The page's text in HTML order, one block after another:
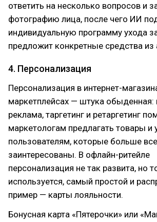
ответить на несколько вопросов и
фотографию лица, после чего ИИ
индивидуальную программу ухода
предложит конкретные средства из
4. Персонализация
Персонализация в интернет-
маркетплейсах — штука обыденная:
реклама, таргетинг и ретаргетинг
маркетологам предлагать товары и
пользователям, которые больше
заинтересованы. В офлайн-ритейле
персонализация не так развита, но
используется, самый простой и
пример — карты лояльности.
Бонусная карта «Пятерочки» или